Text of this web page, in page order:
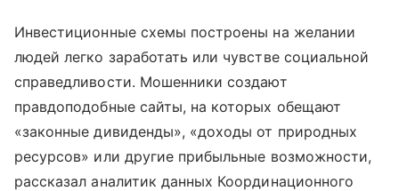
Инвестиционные схемы построены на желании
людей легко заработать или чувстве социальной
справедливости. Мошенники создают
правдоподобные сайты, на которых обещают
«законные дивиденды», «доходы от природных
ресурсов» или другие прибыльные возможности,
рассказал аналитик данных Координационного